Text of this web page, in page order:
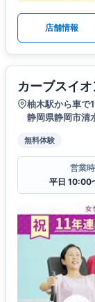
店舗情報
カーブスイ
柚木駅から車で
静岡県静岡市清
無料体験
営業
平日 10:00